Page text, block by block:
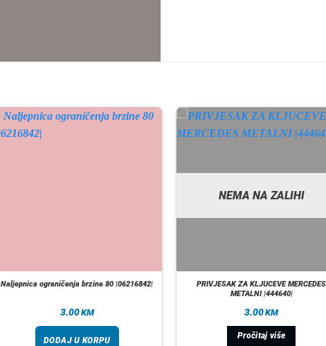
Naljepnica ograničenja brzine 80 |06216842|
3.00KM
DODAJ U KORPU
NEMA NA ZALIHI
PRIVJESAK ZA KLJUCEVE MERCEDES
METALNI |444640|
3.00KM
Pročitaj više